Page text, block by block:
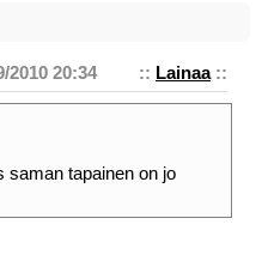
:: Lainaa::
2010 20:34
saman tapainen on jo